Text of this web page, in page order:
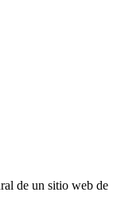
de un sitio web de